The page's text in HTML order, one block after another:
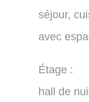
séjour,
avec
Étage :
hall de